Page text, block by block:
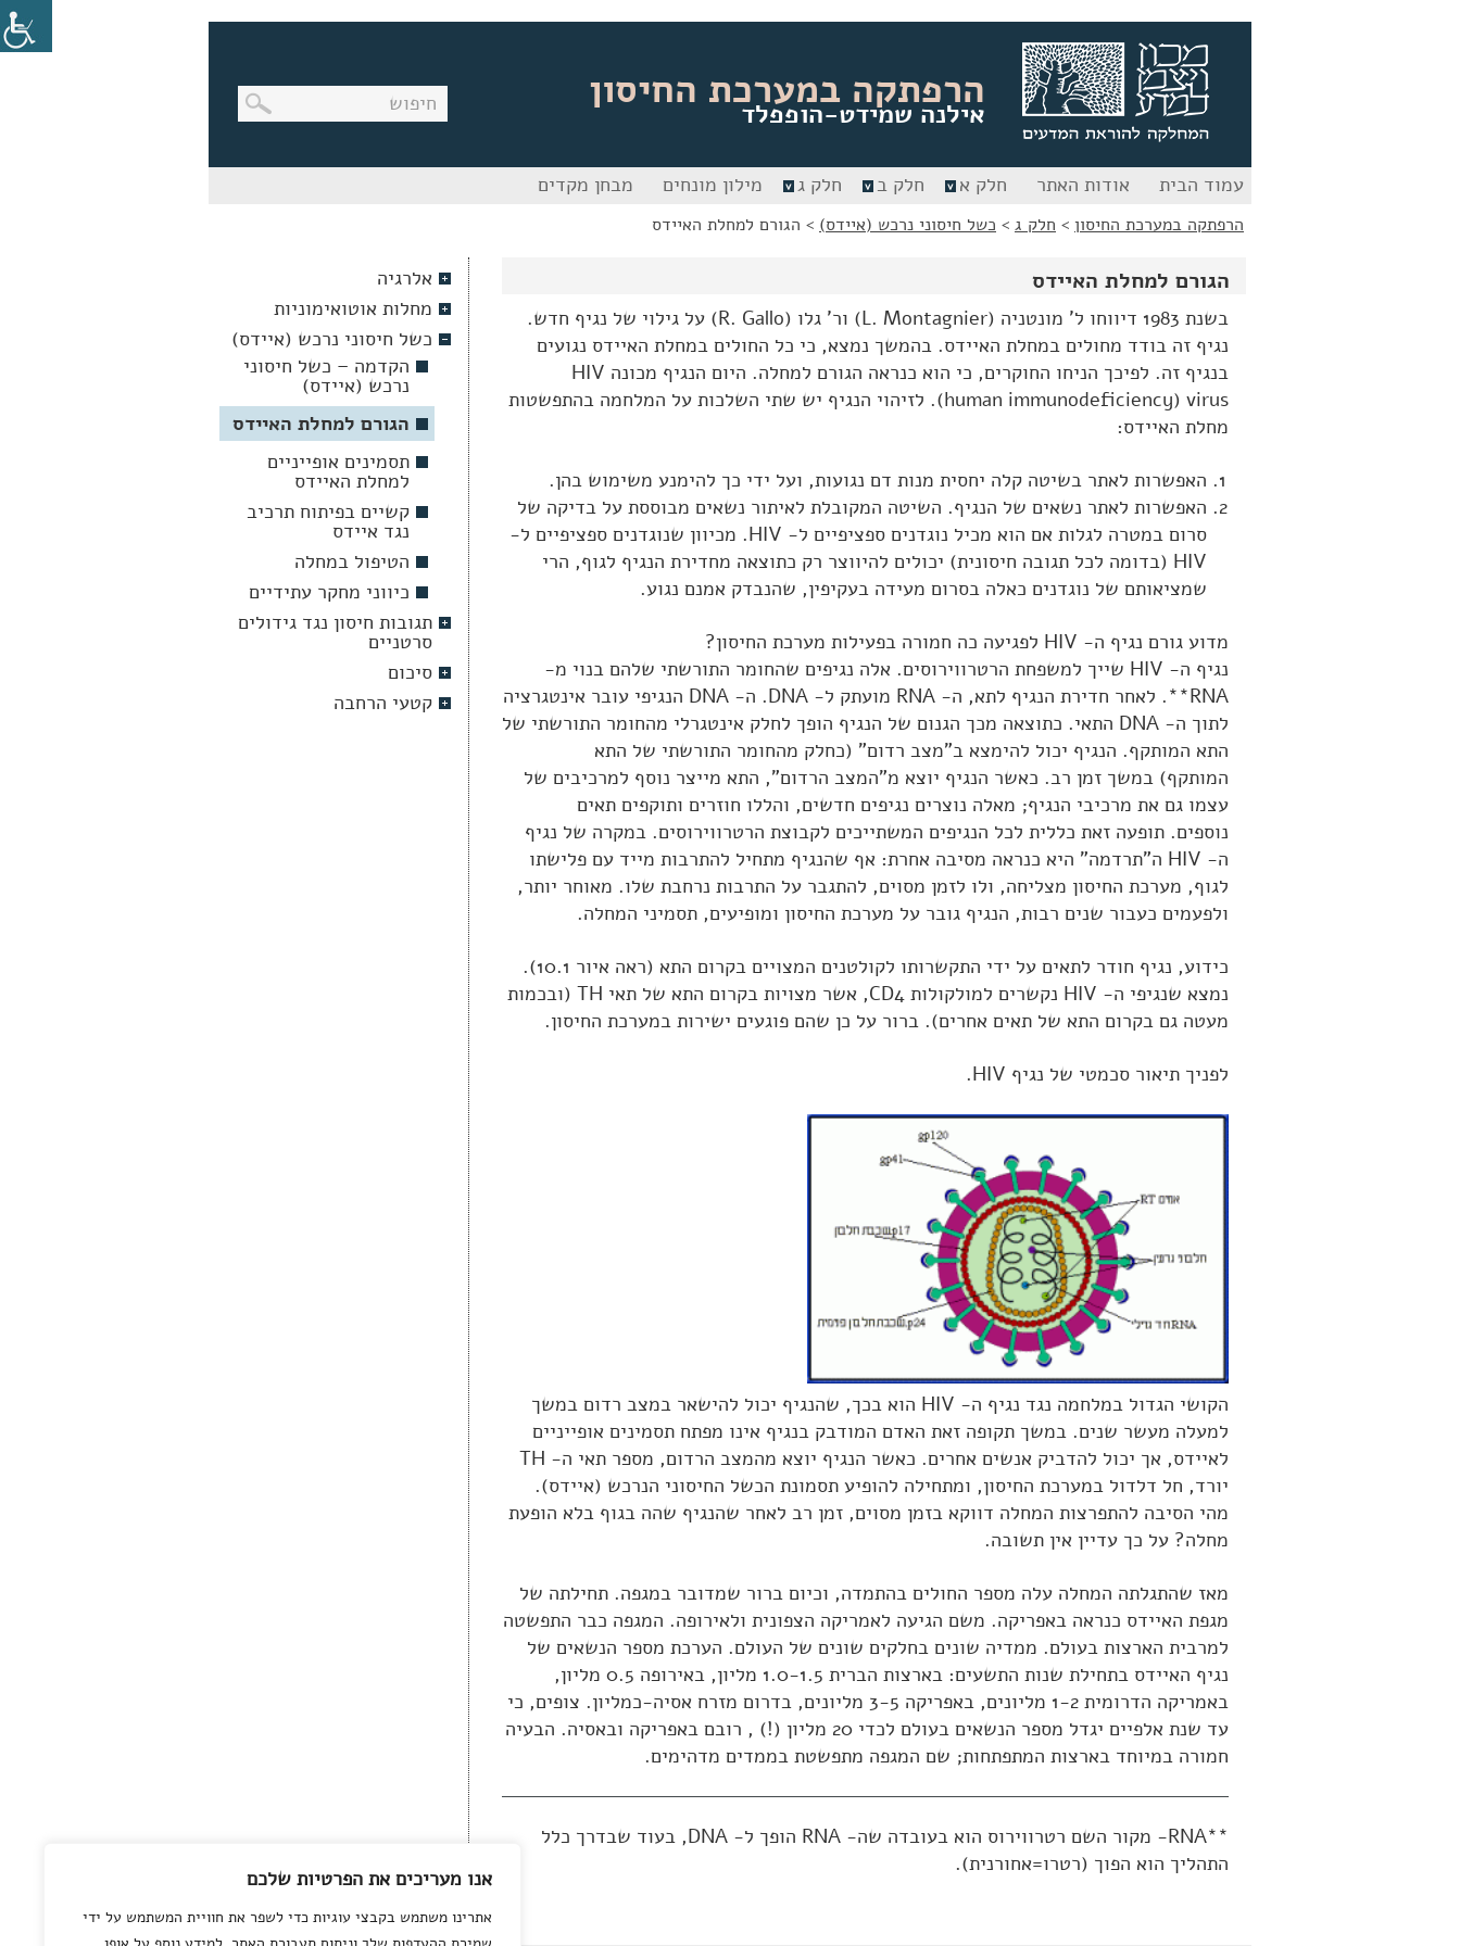
אנו מעריכים את הפרטיות שלכם
אתרינו משתמש בקבצי עוגיות כדי לשפר את חוויית המשתמש על ידי
הרפתקה במערכת החיסון
אילנה שמידט-הופפלד
עמוד הבית אודות האתר חלק א חלק ב חלק ג מילון מונחים מבחן מקדים
הרפתקה במערכת החיסון > חלק ג > כשל חיסוני נרכש (איידס) > הגורם למחלת האיידס
הגורם למחלת האיידס
בשנת 1983 דיווחו ל' מונטניה (L. Montagnier) ור' גלו (R. Gallo) על גילוי של נגיף חדש.
נגיף זה בודד מחולים במחלת האיידס. בהמשך נמצא, כי כל החולים במחלת האיידס נגועים
בנגיף זה. לפיכך הניחו החוקרים, כי הוא כנראה הגורם למחלה. היום הנגיף מכונה HIV
(human immunodeficiency) virus. לזיהוי הנגיף יש שתי השלכות על המלחמה בהתפשטות
מחלת האיידס:
האפשרות לאתר בשיטה קלה יחסית מנות דם נגועות, ועל ידי כך להימנע משימוש בהן.
האפשרות לאתר נשאים של הנגיף. השיטה המקובלת לאיתור נשאים מבוססת על בדיקה של
סרום במטרה לגלות אם הוא מכיל נוגדנים ספציפיים ל- HIV. מכיוון שנוגדנים ספציפיים ל-
HIV (בדומה לכל תגובה חיסונית) יכולים להיווצר רק כתוצאה מחדירת הנגיף לגוף, הרי
שמציאותם של נוגדנים כאלה בסרום מעידה בעקיפין, שהנבדק אמנם נגוע.
מדוע גורם נגיף ה- HIV לפגיעה כה חמורה בפעילות מערכת החיסון?
נגיף ה- HIV שייך למשפחת הרטרווירוסים. אלה נגיפים שהחומר התורשתי שלהם בנוי מ-
RNA**. לאחר חדירת הנגיף לתא, ה- RNA מועתק ל- DNA. ה- DNA הנגיפי עובר אינטגרציה
לתוך ה- DNA התאי. כתוצאה מכך הגנום של הנגיף הופך לחלק אינטגרלי מהחומר התורשתי של
התא המותקף. הנגיף יכול להימצא ב"מצב רדום" (כחלק מהחומר התורשתי של התא
המותקף) במשך זמן רב. כאשר הנגיף יוצא מ"המצב הרדום", התא מייצר נוסף למרכיבים של
עצמו גם את מרכיבי הנגיף; מאלה נוצרים נגיפים חדשים, והללו חוזרים ותוקפים תאים
נוספים. תופעה זאת כללית לכל הנגיפים המשתייכים לקבוצת הרטרווירוסים. במקרה של נגיף
ה- HIV ה"תרדמה" היא כנראה מסיבה אחרת: אף שהנגיף מתחיל להתרבות מייד עם פלישתו
לגוף, מערכת החיסון מצליחה, ולו לזמן מסוים, להתגבר על התרבות נרחבת שלו. מאוחר יותר,
ולפעמים כעבור שנים רבות, הנגיף גובר על מערכת החיסון ומופיעים, תסמיני המחלה.
כידוע, נגיף חודר לתאים על ידי התקשרותו לקולטנים המצויים בקרום התא (ראה איור 10.1).
נמצא שנגיפי ה- HIV נקשרים למולקולות CD4, אשר מצויות בקרום התא של תאי TH (ובכמות
מעטה גם בקרום התא של תאים אחרים). ברור על כן שהם פוגעים ישירות במערכת החיסון.
לפניך תיאור סכמטי של נגיף HIV.
הקושי הגדול במלחמה נגד נגיף ה- HIV הוא בכך, שהנגיף יכול להישאר במצב רדום במשך
למעלה מעשר שנים. במשך תקופה זאת האדם המודבק בנגיף אינו מפתח תסמינים אופייניים
לאיידס, אך יכול להדביק אנשים אחרים. כאשר הנגיף יוצא מהמצב הרדום, מספר תאי ה- TH
יורד, חל דלדול במערכת החיסון, ומתחילה להופיע תסמונת הכשל החיסוני הנרכש (איידס).
מהי הסיבה להתפרצות המחלה דווקא בזמן מסוים, זמן רב לאחר שהנגיף שהה בגוף בלא הופעת
מחלה? על כך עדיין אין תשובה.
מאז שהתגלתה המחלה עלה מספר החולים בהתמדה, וכיום ברור שמדובר במגפה. תחילתה של
מגפת האיידס כנראה באפריקה. משם הגיעה לאמריקה הצפונית ולאירופה. המגפה כבר התפשטה
למרבית הארצות בעולם. ממדיה שונים בחלקים שונים של העולם. הערכת מספר הנשאים של
נגיף האיידס בתחילת שנות התשעים: בארצות הברית 1.0-1.5 מליון, באירופה 0.5 מליון,
באמריקה הדרומית 1-2 מליונים, באפריקה 3-5 מליונים, בדרום מזרח אסיה-כמליון. צופים, כי
עד שנת אלפיים יגדל מספר הנשאים בעולם לכדי 20 מליון (!) , רובם באפריקה ובאסיה. הבעיה
חמורה במיוחד בארצות המתפתחות; שם המגפה מתפשטת בממדים מדהימים.
**RNA- מקור השם רטרווירוס הוא בעובדה שה- RNA הופך ל- DNA, בעוד שבדרך כלל
התהליך הוא הפוך (רטרו=אחורנית).
אלרגיה
מחלות אוטואימוניות
כשל חיסוני נרכש (איידס)
הקדמה – כשל חיסוני
נרכש (איידס)
הגורם למחלת האיידס
תסמינים אופייניים
למחלת האיידס
קשיים בפיתוח תרכיב
נגד איידס
הטיפול במחלה
כיווני מחקר עתידיים
תגובות חיסון נגד גידולים
סרטניים
סיכום
קטעי הרחבה